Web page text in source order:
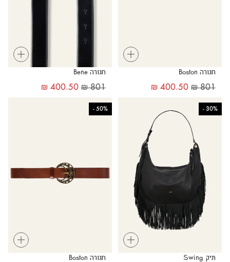
+
חגורה Boston
₪801
₪ 400.50
+
חגורה Bene
₪801
₪ 400.50
+
30%
-
תיק Swing
+
50%
-
חגורה Boston